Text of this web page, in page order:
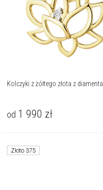
Kolczyki z żółtego złota z
od 1 990 zł
Złoto 375